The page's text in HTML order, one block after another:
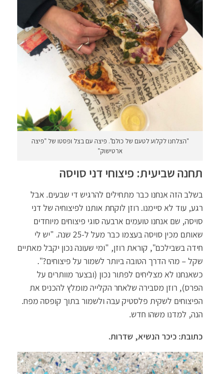
"הצלחנו לקלוע לטעם של כולם". פיצה עם בצל ופסטו של "פיצה
ארטישוק"
תחנה שביעית: פיצוחי דני סויסה
בשלב הזה אנחנו כבר מתחילים להרגיש די שבעים. אבל
רגע, עוד לא סיימנו. רוזן לוקחת אותנו לפיצוחיה של דני
סויסה, שם אנחנו טועמים ארבעה סוגי פיצוחים מיוחדים
שאותם מכין סויסה בעצמו כבר מעל ל-25 שנה. "יש לי
חידה בשבילכם", קוראת רוזן, "ומי שעונה נכון יקבל מאתיים
שקל – מהי הדרך הטובה ביותר לשמור על פיצוחים?".
כשאנחנו לא מצליחים לפתור נכון (ובצער מוותרים על
הפרס), רוזן מסבירה שלאחר הקלייה מומלץ להכניס את
הפיצוחים לשקית פלסטיק עבה ולשמור בתוך קופסה מפח.
הנה, למדנו משהו חדש.
כתובת: כיכר הנשיא, שדרות.